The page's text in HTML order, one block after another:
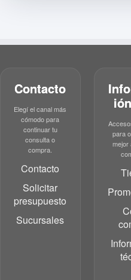
Contacto
Elegí el canal más
cómodo para
continuar tu
consulta o
compra.
Contacto
Solicitar
presupuesto
Sucursales
para
mejor